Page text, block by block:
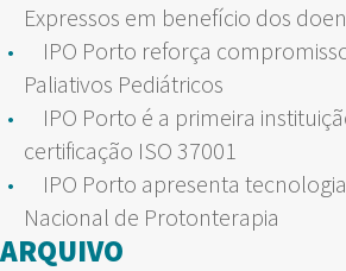
Expressos em benefício dos
IPO Porto reforça
Paliativos Pediátricos
IPO Porto é a primeira
certificação ISO 37001
IPO Porto apresenta
Nacional de Protonterapia
ARQUIVO